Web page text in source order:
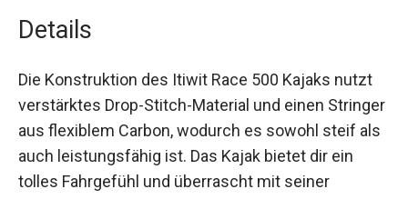
zweimaliges wöchentliches Training.
Details
Die Konstruktion des Itiwit Race 500 Kajaks nutzt
verstärktes Drop-Stitch-Material und einen
Stringer aus flexiblem Carbon, wodurch es